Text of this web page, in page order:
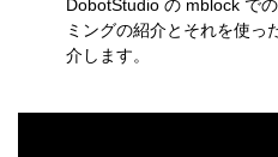
DobotStudio の mblock で
ミングの紹介とそれを使っ
介します。